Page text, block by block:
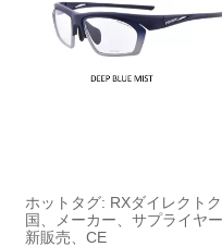
ホットタグ: RXダイレクト
国、メーカー、サプライヤ
新販売、CE